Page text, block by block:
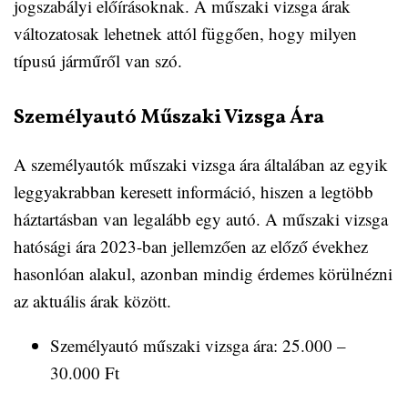
jogszabályi előírásoknak. A műszaki vizsga árak
változatosak lehetnek attól függően, hogy milyen
típusú járműről van szó.
Személyautó Műszaki Vizsga Ára
A személyautók műszaki vizsga ára általában az egyik
leggyakrabban keresett információ, hiszen a legtöbb
háztartásban van legalább egy autó. A műszaki vizsga
hatósági ára 2023-ban jellemzően az előző évekhez
hasonlóan alakul, azonban mindig érdemes körülnézni
az aktuális árak között.
Személyautó műszaki vizsga ára: 25.000 –
30.000 Ft